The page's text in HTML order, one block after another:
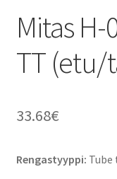
Mitas H-
TT (etu/
33.68€
Rengastyyppi: Tube